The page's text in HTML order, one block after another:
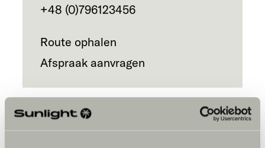
+48 (0)796123456
Route ophalen
Afspraak aanvragen